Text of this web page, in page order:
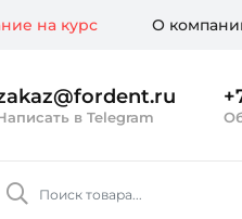
на курс О
в Telegram